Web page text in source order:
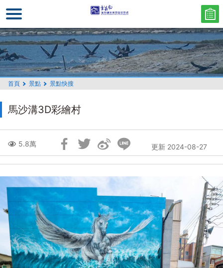
到
主
要
內
容
區
塊
首頁 景點 景點快搜
馬沙溝3D彩繪村
5.8萬 更新 2024-08-27
跳
社
群
分